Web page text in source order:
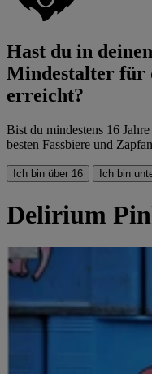
Hast du in
Mindestalter für
erreicht?
Bist du mindestens 16
besten Fassbiere und
Ich bin über 16 Ich bin
Delirium